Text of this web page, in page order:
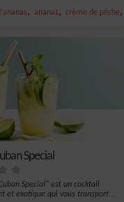
, ananas, crème de pêche,
Special
Special" est un cocktail
et exotique qui vous transport...